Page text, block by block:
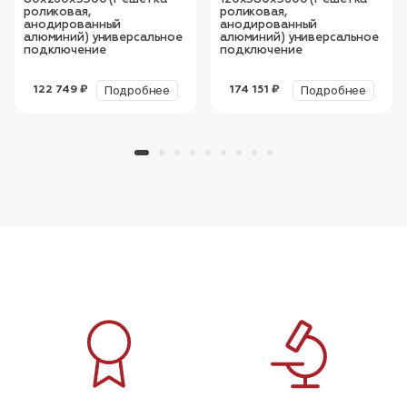
роликовая,
анодированный
алюминий) универсальное
подключение
122 749 ₽ Подробнее
роликовая,
анодированный
алюминий) универсальное
подключение
174 151 ₽ Подробнее